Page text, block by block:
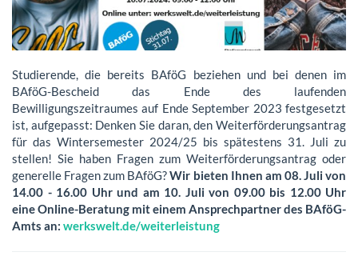
Studierende, die bereits BAföG beziehen und bei denen im
BAföG-Bescheid das Ende des laufenden
Bewilligungszeitraumes auf Ende September 2023 festgesetzt
ist, aufgepasst: Denken Sie daran, den Weiterförderungsantrag
für das Wintersemester 2024/25 bis spätestens 31. Juli zu
stellen! Sie haben Fragen zum Weiterförderungsantrag oder
generelle Fragen zum BAföG?Wir bieten Ihnen am 08. Juli von
14.00 - 16.00 Uhr und am 10. Juli von 09.00 bis 12.00 Uhr
eine Online-Beratung mit einem Ansprechpartner des BAföG-
Amts an: werkswelt.de/weiterleistung